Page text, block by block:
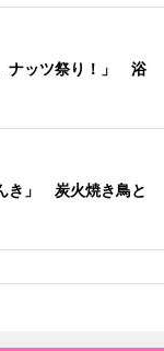
ナッツ祭り！」 浴
き」 炭火焼き鳥と